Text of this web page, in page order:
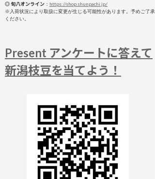
◎ 旬八オンライン ： https://shop.shunpachi.jp/
※入荷状況により取扱に変更が生じる可能性があります。予めご了承
ください。
Present アンケートに答えて
新潟枝豆を当てよう！